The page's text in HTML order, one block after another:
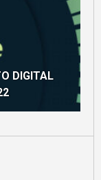
DIGITAL